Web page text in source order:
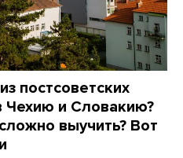
постсоветских
Чехию и Словакию?
выучить? Вот